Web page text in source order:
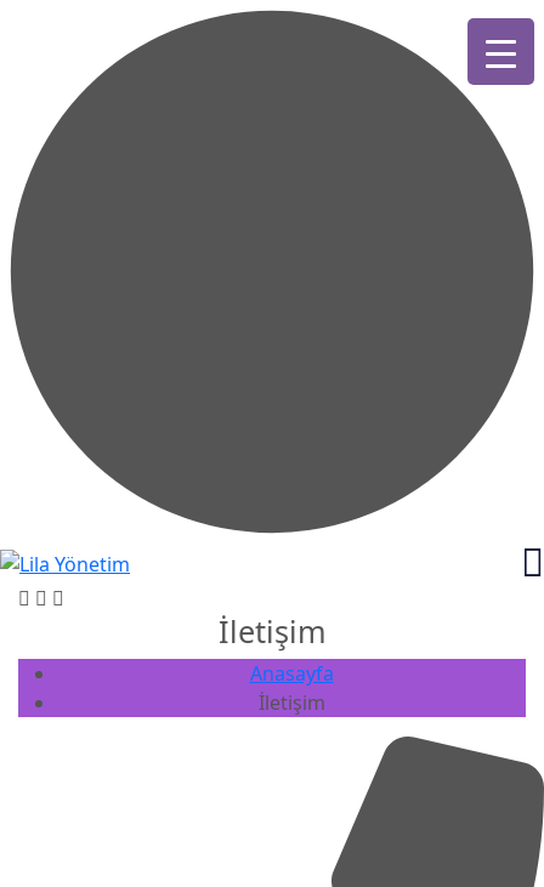
İletişim
Anasayfa
İletişim